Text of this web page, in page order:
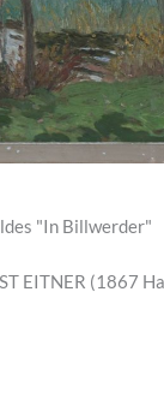
"In Billwerder"
EITNER (1867